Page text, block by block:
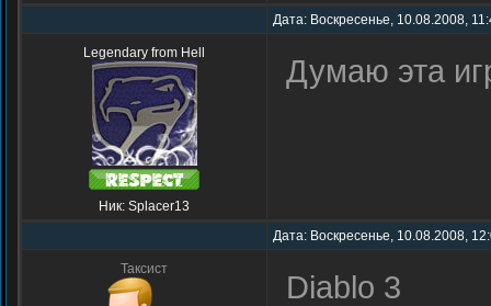
Дата: Воскресенье, 10.08.2008,
Legendary from Hell
Ник: Splacer13
Думаю эта
Дата: Воскресенье, 10.08.2008,
Таксист Diablо 3